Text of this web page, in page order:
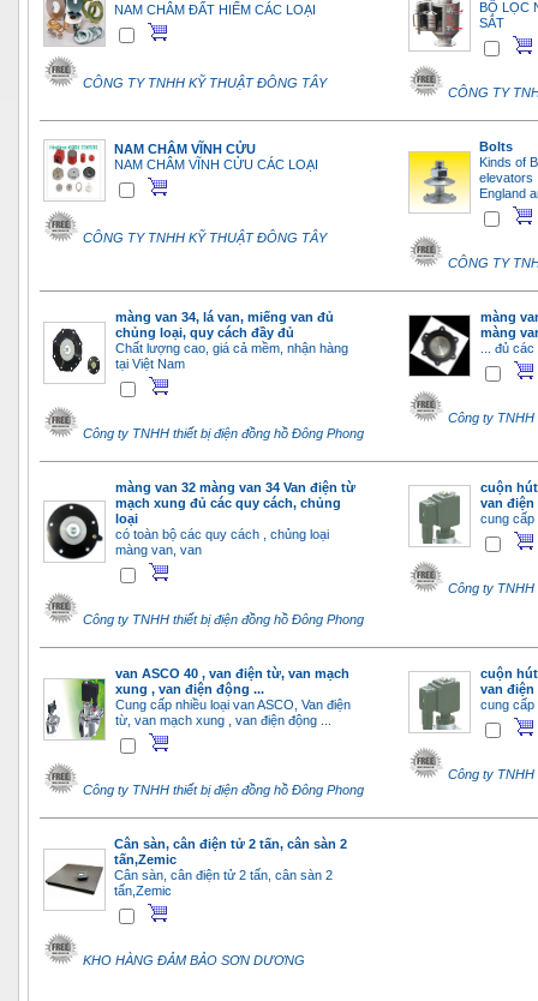
NAM CHÂM ĐẤT HIẾM CÁC LOẠI
CÔNG TY TNHH KỸ THUẬT ĐÔNG TÂY
BỘ LỌC
SẮT
CÔNG TY
NAM CHÂM VĨNH CỬU
NAM CHÂM VĨNH CỬU CÁC LOẠI
CÔNG TY TNHH KỸ THUẬT ĐÔNG TÂY
Bolts
Kinds of
elevators
England
CÔNG TY
màng van 34, lá van, miếng van đủ
chủng loại, quy cách đầy đủ
Chất lượng cao, giá cả mềm, nhận hàng
tại Việt Nam
Công ty TNHH thiết bị điện đồng hồ Đông Phong
màng
màng
... đủ
Công ty TNHH
màng van 32 màng van 34 Van điện từ
mạch xung đủ các quy cách, chủng
loại
có toàn bộ các quy cách , chủng loại
màng van, van
Công ty TNHH thiết bị điện đồng hồ Đông Phong
cuộn
van điện
cung cấp
Công ty TNHH
van ASCO 40 , van điện từ, van mạch
xung , van điện động ...
Cung cấp nhiều loại van ASCO, Van điện
từ, van mạch xung , van điện động ...
Công ty TNHH thiết bị điện đồng hồ Đông Phong
cuộn
van điện
cung cấp
Công ty TNHH
Cân sàn, cân điện tử 2 tấn, cân sàn 2
tấn,Zemic
Cân sàn, cân điện tử 2 tấn, cân sàn 2
tấn,Zemic
KHO HÀNG ĐẢM BẢO SƠN DƯƠNG